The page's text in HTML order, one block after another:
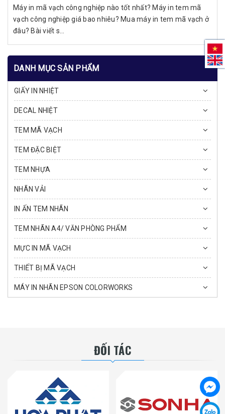
Máy in mã vạch công nghiệp nào tốt nhất? Máy in tem mã
vạch công nghiệp giá bao nhiêu? Mua máy in tem mã vạch ở
đâu? Bài viết s...
DANH MỤC SẢN PHẨM
GIẤY IN NHIỆT
DECAL NHIỆT
TEM MÃ VẠCH
TEM ĐẶC BIỆT
TEM NHỰA
NHÃN VẢI
IN ẤN TEM NHÃN
TEM NHÃN A4/ VĂN PHÒNG PHẨM
MỰC IN MÃ VẠCH
THIẾT BỊ MÃ VẠCH
MÁY IN NHÃN EPSON COLORWORKS
ĐỐI TÁC